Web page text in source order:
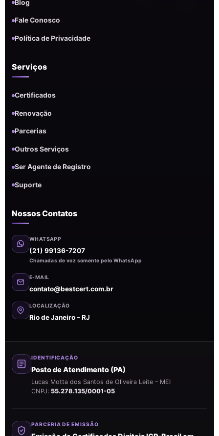
Blog
Fale Conosco
Política de Privacidade
Serviços
Certificados
Renovação
Parcerias
Outros Serviços
Ser Agente de Registro
Suporte
Nossos Contatos
WHATSAPP
(21) 99136-7207
Chamadas de voz somente pelo WhatsApp
E-MAIL
contato@bestcert.com.br
LOCALIZAÇÃO
Rio de Janeiro – RJ
IDENTIFICAÇÃO
Posto de Atendimento (PA)
Lucas Motta dos Santos de Oliveira Leite – MEI
CNPJ: 55.278.135/0001-05
PARCERIA DE EMISSÃO